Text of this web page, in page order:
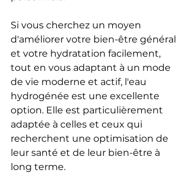
Si vous cherchez un moyen
d'améliorer votre bien-être général
et votre hydratation facilement,
tout en vous adaptant à un mode
de vie moderne et actif, l'eau
hydrogénée est une excellente
option. Elle est particulièrement
adaptée à celles et ceux qui
recherchent une optimisation de
leur santé et de leur bien-être à
long terme.